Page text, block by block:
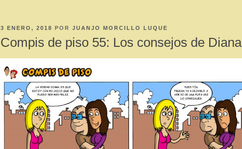
PUBLICADO
3 ENERO, 2018 POR JUANJO MORCILLO LUQUE
Compis de piso 55: Los consejos de Diana